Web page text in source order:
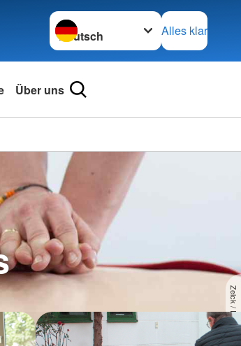
Sprache wechseln zu
Alles klar
Über uns
Zelck / DRK e.V.